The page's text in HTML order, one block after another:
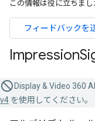
この情報は役に立ちまし
フィードバックを
Impression
Display & Video 360
v4 を使用してください。